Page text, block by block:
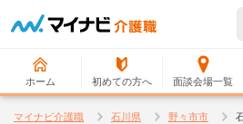
ホーム 初めての方へ 面談会場一覧
マイナビ介護職 石川県 野々市市